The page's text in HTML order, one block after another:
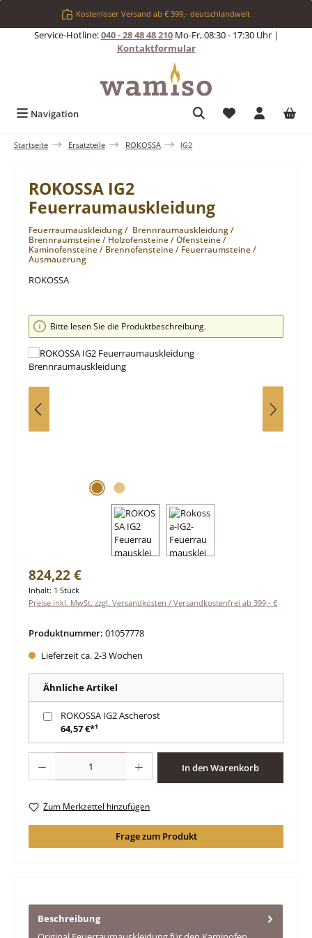
Zum Hauptinhalt springenKostenloser Versand ab € 399,- deutschlandweit
Service-Hotline:040 - 28 48 48 210Mo-Fr, 08:30 - 17:30 Uhr |
Kontaktformular
Navigation Du hast 0
Startseite Ersatzteile ROKOSSA IG2
ROKOSSA IG2
Feuerraumauskleidung
Feuerraumauskleidung / Brennraumauskleidung /
Brennraumsteine / Holzofensteine / Ofensteine /
Kaminofensteine / Brennofensteine / Feuerraumsteine /
Ausmauerung
ROKOSSA
Bildergalerie überspringen
Bitte lesen Sie die Produktbeschreibung.
Regulärer Preis:
824,22 €
Inhalt: 1 Stück
Preise inkl. MwSt. zzgl. Versandkosten / Versandkostenfrei ab 399,- €
Produktnummer: 01057778
Lieferzeit ca. 2-3 Wochen
Ähnliche Artikel
ROKOSSA IG2 Ascherost
64,57 €*¹
In den Warenkorb
Zum Merkzettel hinzufügen
Frage zum Produkt
Beschreibung